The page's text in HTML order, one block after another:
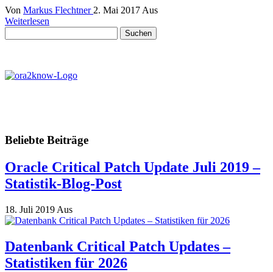
Von Markus Flechtner 2. Mai 2017 Aus
Weiterlesen
nach:
Beliebte Beiträge
Oracle Critical Patch Update Juli 2019 –
Statistik-Blog-Post
18. Juli 2019 Aus
Datenbank Critical Patch Updates –
Statistiken für 2026